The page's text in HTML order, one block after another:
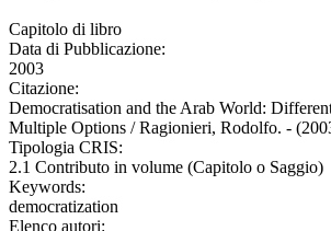
Capitolo di libro
Data di Pubblicazione:
2003
Citazione:
Democratisation and the Arab World:
Multiple Options / Ragionieri, Rodolfo. -
Tipologia CRIS:
2.1 Contributo in volume (Capitolo o Saggio)
Keywords:
democratization
Elenco autori: